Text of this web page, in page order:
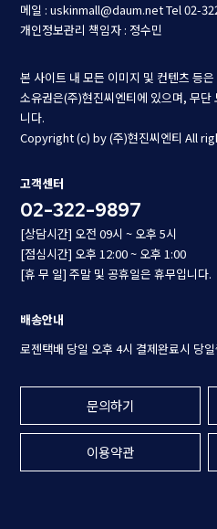
메일 : uskinmall@daum.netTel 02-
개인정보관리 책임자 : 정수민
본 사이트 내 모든 이미지 및 컨텐츠 등
소유권은(주)현진씨엔티에 있으며, 무
니다.
Copyright (c) by (주)현진씨엔티 All
고객센터
02-322-9897
[상담시간] 오전 09시 ~ 오후 5시
[점심시간] 오후 12:00 ~ 오후 1:00
[휴 무 일] 주말 및 공휴일은 휴무입니다.
배송안내
로젠택배 당일 오후 4시 결제완료시 당
문의하기
이용약관